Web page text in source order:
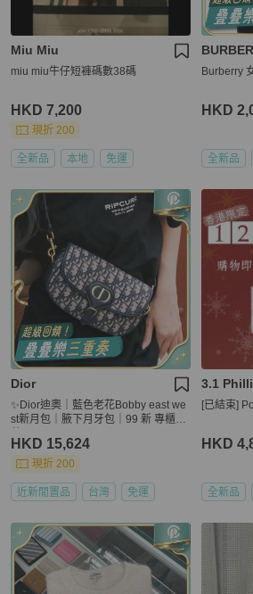
Miu Miu
miu miu牛仔短褲碼數38碼
HKD 7,200
現折 200
全新品 本地 免運
Burberry
HKD
全新品
Dior
✨Dior迪奧｜藍色老花Bobby east we
st新月包｜腋下月牙包｜99 新 專櫃11
HKD 15,624
現折 200
近新閒置品 台灣 免運
3.1
[已結束]
HKD
全新品